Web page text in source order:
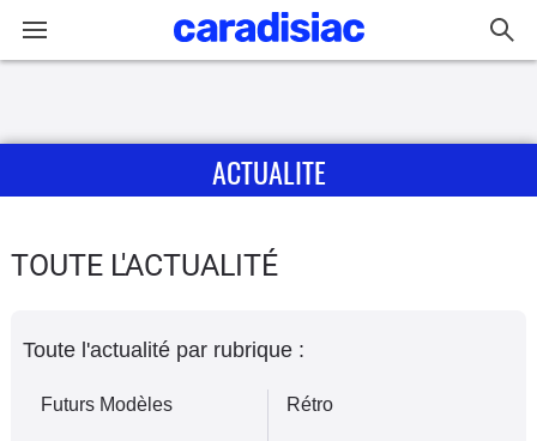
Guide
ACTUALITE
TOUTE L'ACTUALITÉ
Toute l'actualité par rubrique :
Futurs Modèles Rétro